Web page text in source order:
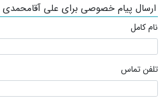
ارسال پیام خصوصی برای علی آقامحمدی
نام کامل
تلفن تماس